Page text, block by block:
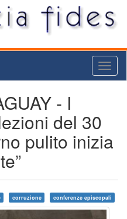
- I
del 30
pulito inizia
corruzione conferenze episcopali